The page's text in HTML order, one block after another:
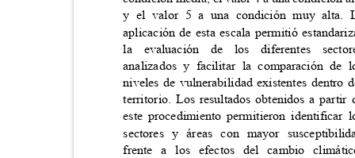
y el valor 5 a una condición muy
aplicación de esta escala permitió
la evaluación de los diferentes
analizados y facilitar la comparación
niveles de vulnerabilidad existentes dentro
territorio. Los resultados obtenidos a
este procedimiento permitieron
sectores y áreas con mayor
frente a los efectos del cambio